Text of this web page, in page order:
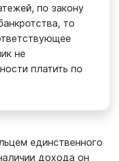
по закону
то
не
платить по
единственного
дохода он